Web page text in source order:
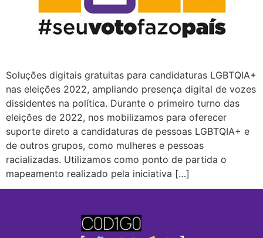
Soluções digitais gratuitas para candidaturas LGBTQIA+
nas eleições 2022, ampliando presença digital de vozes
dissidentes na política. Durante o primeiro turno das
eleições de 2022, nos mobilizamos para oferecer
suporte direto a candidaturas de pessoas LGBTQIA+ e
de outros grupos, como mulheres e pessoas
racializadas. Utilizamos como ponto de partida o
mapeamento realizado pela iniciativa […]